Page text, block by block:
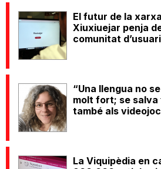
El futur de la
Xiuxiuejar penja
comunitat
“Una llengua no
molt fort; se
també als
La Viquipèdia en